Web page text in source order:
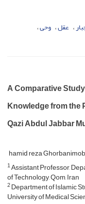
عقل وحی
A Comparative
Knowledge from the
Qazi Abdul Jabbar
hamid reza
1Assistant Professor,
of Technology, Qom, Iran
2Department of Islamic
University of Medical